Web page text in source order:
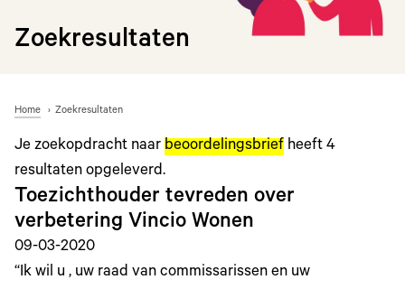
Zoekresultaten
Home Zoekresultaten
Je zoekopdracht naar beoordelingsbrief heeft 4
resultaten opgeleverd.
Toezichthouder tevreden over
verbetering Vincio Wonen
09-03-2020
“Ik wil u , uw raad van commissarissen en uw